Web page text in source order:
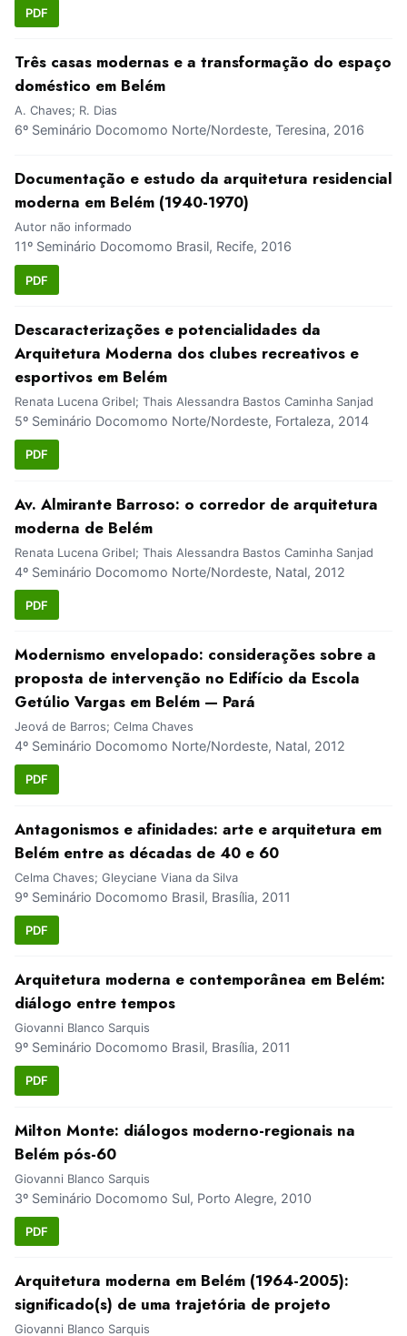
PDF
Três casas modernas e a transformação do espaço
doméstico em Belém
A. Chaves; R. Dias
6º Seminário Docomomo Norte/Nordeste, Teresina, 2016
Documentação e estudo da arquitetura residencial
moderna em Belém (1940-1970)
Autor não informado
11º Seminário Docomomo Brasil, Recife, 2016
PDF
Descaracterizações e potencialidades da
Arquitetura Moderna dos clubes recreativos e
esportivos em Belém
Renata Lucena Gribel; Thais Alessandra Bastos Caminha Sanjad
5º Seminário Docomomo Norte/Nordeste, Fortaleza, 2014
PDF
Av. Almirante Barroso: o corredor de arquitetura
moderna de Belém
Renata Lucena Gribel; Thais Alessandra Bastos Caminha Sanjad
4º Seminário Docomomo Norte/Nordeste, Natal, 2012
PDF
Modernismo envelopado: considerações sobre a
proposta de intervenção no Edifício da Escola
Getúlio Vargas em Belém — Pará
Jeová de Barros; Celma Chaves
4º Seminário Docomomo Norte/Nordeste, Natal, 2012
PDF
Antagonismos e afinidades: arte e arquitetura em
Belém entre as décadas de 40 e 60
Celma Chaves; Gleyciane Viana da Silva
9º Seminário Docomomo Brasil, Brasília, 2011
PDF
Arquitetura moderna e contemporânea em Belém:
diálogo entre tempos
Giovanni Blanco Sarquis
9º Seminário Docomomo Brasil, Brasília, 2011
PDF
Milton Monte: diálogos moderno-regionais na
Belém pós-60
Giovanni Blanco Sarquis
3º Seminário Docomomo Sul, Porto Alegre, 2010
PDF
Arquitetura moderna em Belém (1964-2005):
significado(s) de uma trajetória de projeto
Giovanni Blanco Sarquis